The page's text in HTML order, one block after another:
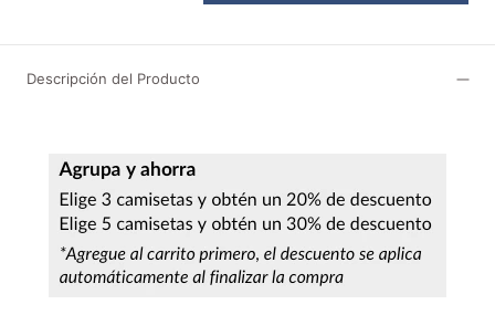
Descripción del Producto